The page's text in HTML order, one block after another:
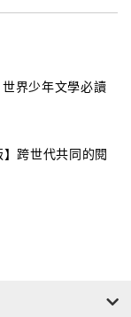
界少年文學必讀
】跨世代共同的閱